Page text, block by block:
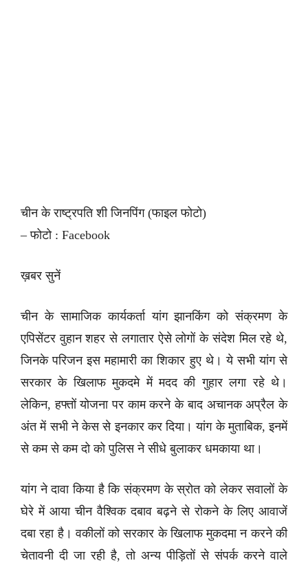
चीन के राष्ट्रपति शी जिनपिंग (फाइल फोटो)
– फोटो : Facebook
ख़बर सुनें
चीन के सामाजिक कार्यकर्ता यांग झानकिंग को संक्रमण के
एपिसेंटर वुहान शहर से लगातार ऐसे लोगों के संदेश मिल रहे थे,
जिनके परिजन इस महामारी का शिकार हुए थे। ये सभी यांग से
सरकार के खिलाफ मुकदमे में मदद की गुहार लगा रहे थे।
लेकिन, हफ्तों योजना पर काम करने के बाद अचानक अप्रैल के
अंत में सभी ने केस से इनकार कर दिया। यांग के मुताबिक, इनमें
से कम से कम दो को पुलिस ने सीधे बुलाकर धमकाया था।
यांग ने दावा किया है कि संक्रमण के स्रोत को लेकर सवालों के
घेरे में आया चीन वैश्विक दबाव बढ़ने से रोकने के लिए आवाजें
दबा रहा है। वकीलों को सरकार के खिलाफ मुकदमा न करने की
चेतावनी दी जा रही है, तो अन्य पीड़ितों से संपर्क करने वाले